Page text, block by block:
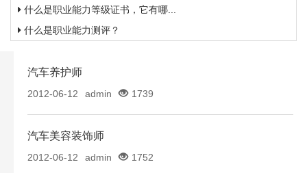
什么是职业能力等级证书，它有哪...
什么是职业能力测评？
汽车养护师
2012-06-12 admin 1739
汽车美容装饰师
2012-06-12 admin 1752